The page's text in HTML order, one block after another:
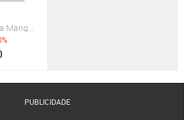
Manga Curta Caramelo Miss Joy 7884
PUBLICIDADE